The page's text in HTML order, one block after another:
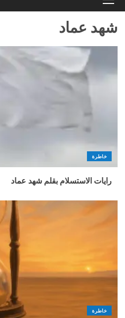
شهد عماد
خاطرة
رايات الاستسلام بقلم شهد عماد
خاطرة